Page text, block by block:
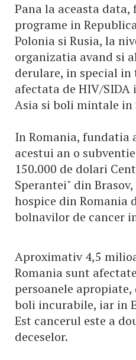
Pana la aceasta
programe in
Polonia si Rusia, la
organizatia avand si
derulare, in special
afectata de HIV/
Asia si boli mintale in
In Romania, fundatia
acestui an o
150.000 de dolari
Sperantei" din
hospice din Romania
bolnavilor de cancer
Aproximativ 4,5
Romania sunt
persoanele apropiate,
boli incurabile, iar in
Est cancerul este a
deceselor.